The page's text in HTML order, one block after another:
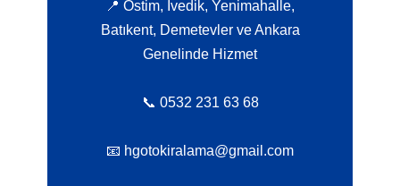
📍 Ostim, İvedik, Yenimahalle,
Batıkent, Demetevler ve Ankara
Genelinde Hizmet
📞 0532 231 63 68
📧 hgotokiralama@gmail.com